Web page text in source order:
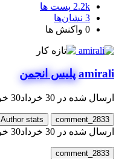
2.2k پست ها
3 نشان‌ها
0 واکنش ها
amirali پلیس انجمن
ارسال شده در 30 خرداد 30 خرداد
comment_2833
Author stats
ارسال شده در 30 خرداد 30 خرداد
comment_2833